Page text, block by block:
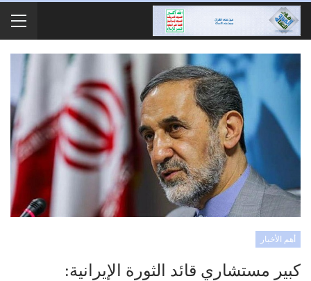
أهم الأخبار
كبير مستشاري قائد الثورة الإيرانية: